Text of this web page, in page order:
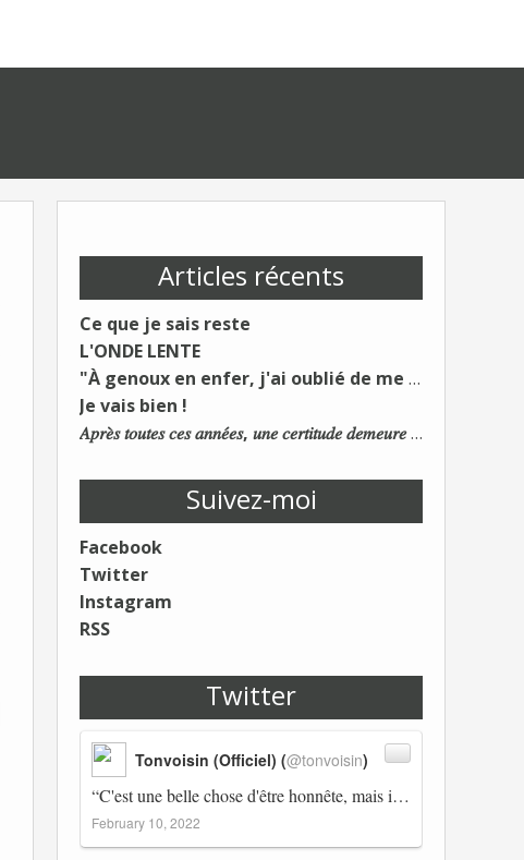
Articles récents
Ce que je sais reste
L'ONDE LENTE
"À genoux en enfer, j'ai oublié de me taire"
Je vais bien !
𝐴𝑝𝑟𝑒̀𝑠 𝑡𝑜𝑢𝑡𝑒𝑠 𝑐𝑒𝑠 𝑎𝑛𝑛𝑒́𝑒𝑠, 𝑢𝑛𝑒 𝑐𝑒𝑟𝑡𝑖𝑡𝑢𝑑𝑒 𝑑𝑒𝑚𝑒𝑢𝑟𝑒 : 𝐿𝑒 𝑚𝑜𝑛𝑑𝑒 𝑑𝑢 𝑡𝑟𝑎𝑣𝑎𝑖𝑙 𝑐ℎ𝑎𝑛𝑔𝑒. 𝐿𝑒𝑠 𝑐𝑜𝑛𝑠 𝑠'𝑎𝑑𝑎𝑝𝑡𝑒𝑛𝑡 :)
Suivez-moi
Facebook
Twitter
Instagram
RSS
Twitter
“C'est une belle chose d'être honnête, mais il est également important d'avoir raison.” Winston Churchill Réplico…
Tonvoisin (Officiel) (@tonvoisin)
February 10, 2022